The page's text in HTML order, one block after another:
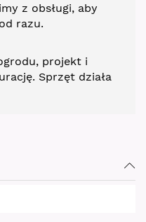
z obsługi, aby
razu.
projekt i
Sprzęt działa